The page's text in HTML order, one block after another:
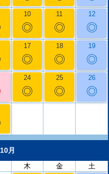
10
◎
11
◎
12
◎
17
◎
18
◎
19
◎
24
◎
25
◎
26
◎
月
木 金 土